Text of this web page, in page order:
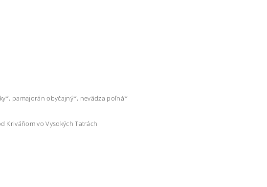
pamajorán obyčajný*, nevädza poľná*
Kriváňom vo Vysokých Tatrách